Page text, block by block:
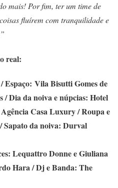
mais! Por fim, ter um time de
fluírem com tranquilidade e
real:
Espaço: Vila Bisutti Gomes de
/ Dia da noiva e núpcias: Hotel
Casa Luxury / Roupa e
Sapato da noiva: Durval
Lequattro Donne e Giuliana
Hara / Dj e Banda: The